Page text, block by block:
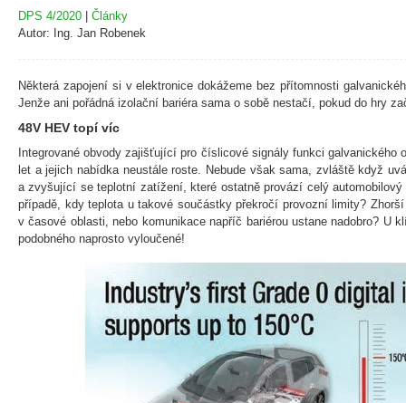
DPS 4/2020 | Články
Autor: Ing. Jan Robenek
Některá zapojení si v elektronice dokážeme bez přítomnosti
Jenže ani pořádná izolační bariéra sama o sobě nestačí, pokud do hry
48V HEV topí víc
Integrované obvody zajišťující pro číslicové signály funkci galvanického
let a jejich nabídka neustále roste. Nebude však sama, zvláště když
a zvyšující se teplotní zatížení, které ostatně provází celý
případě, kdy teplota u takové součástky překročí provozní limity?
v časové oblasti, nebo komunikace napříč bariérou ustane nadobro? U
podobného naprosto vyloučené!